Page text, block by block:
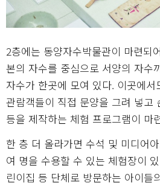
2층에는 동양자수박물관이 마련되
본의 자수를 중심으로 서양의 자수
자수가 한곳에 모여 있다. 이곳에서
관람객들이 직접 문양을 그려 넣고
등을 제작하는 체험 프로그램이 마
한 층 더 올라가면 수석 및 미디어
여 명을 수용할 수 있는 체험장이
린이집 등 단체로 방문하는 아이들